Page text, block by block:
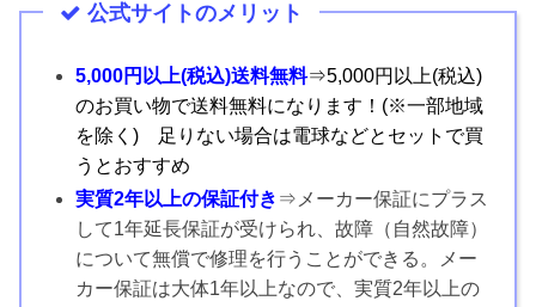
公式サイトのメリット
5,000円以上(税込)送料無料⇒5,000円以上(税込)
のお買い物で送料無料になります！(※一部地域
を除く) 足りない場合は電球などとセットで買
うとおすすめ
実質2年以上の保証付き ⇒メーカー保証にプラス
して1年延長保証が受けられ、故障（自然故障）
について無償で修理を行うことができる。メー
カー保証は大体1年以上なので、実質2年以上の